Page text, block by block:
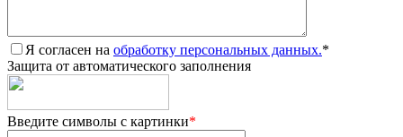
Я согласен на обработку персональных данных.*
Защита от автоматического заполнения
Введите символы с картинки*